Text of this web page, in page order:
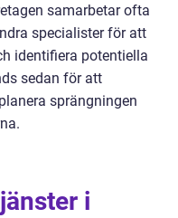
samarbetar ofta
specialister för att
identifiera potentiella
sedan för att
sprängningen
i